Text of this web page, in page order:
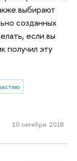
выбирают
созданных
если вы
получил эту
10 октября 2018